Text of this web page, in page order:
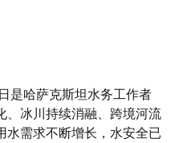
是哈萨克斯坦水务工作者
、冰川持续消融、跨境河流
水需求不断增长，水安全已